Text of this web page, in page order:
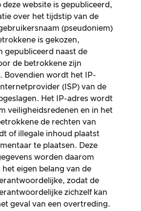
deze website is gepubliceerd,
over het tijdstip van de
(pseudoniem)
is gekozen,
gepubliceerd naast de
de betrokkene zijn
Bovendien wordt het IP-
(ISP) van de
Het IP-adres wordt
veiligheidsredenen en in het
de rechten van
of illegale inhoud plaatst
te plaatsen. Deze
worden daarom
het eigen belang van de
zodat de
zichzelf kan
geval van een overtreding.